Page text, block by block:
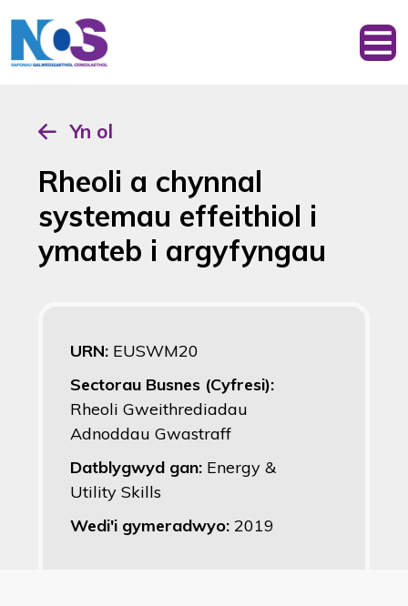
Yn ol
Rheoli a chynnal
systemau effeithiol i
ymateb i argyfyngau
URN: EUSWM20
Sectorau Busnes (Cyfresi):
Rheoli Gweithrediadau
Adnoddau Gwastraff
Datblygwyd gan: Energy &
Utility Skills
Wedi'i gymeradwyo: 2019